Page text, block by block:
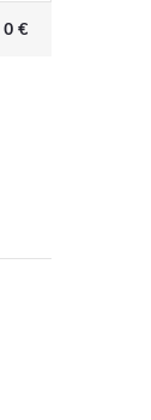
0 €